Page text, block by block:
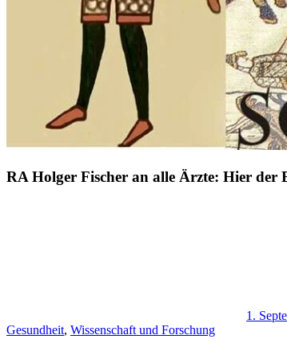
RA Holger Fischer an alle Ärzte: Hier der
1.
Gesundheit, Wissenschaft und Forschung